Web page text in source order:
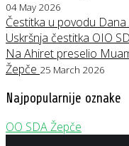
04 May 2026
Čestitka u povodu Dana
Uskršnja čestitka OIO
Na Ahiret preselio
Žepče 25 March 2026
Najpopularnije oznake
OO SDA Žepče